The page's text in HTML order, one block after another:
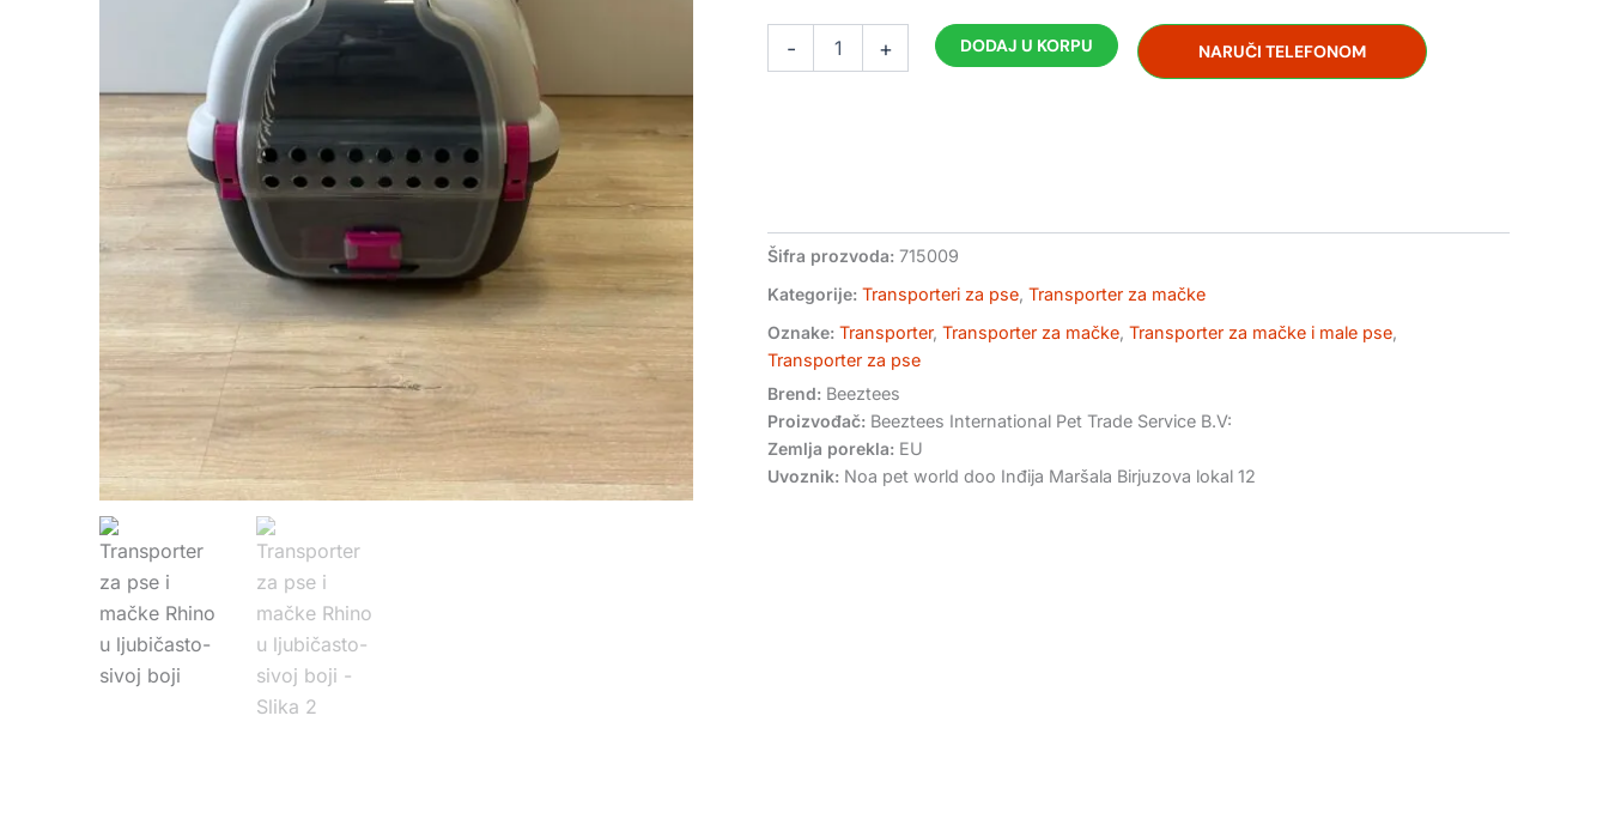
-
boji
+ DODAJ U KORPU NARUČI TELEFONOM
Šifra prozvoda: 715009
Kategorije: Transporteri za pse, Transporter za mačke
Oznake: Transporter, Transporter za mačke, Transporter za mačke i male pse,
Transporter za pse
Brend: Beeztees
Proizvođač: Beeztees International Pet Trade Service B.V:
Zemlja porekla: EU
Uvoznik: Noa pet world doo Inđija Maršala Birjuzova lokal 12